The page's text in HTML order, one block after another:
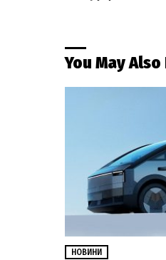
You May
НОВИНИ